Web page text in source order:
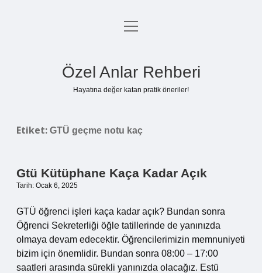
Anasayfa
menüyü
Özel Anlar Rehberi
Hayatına değer katan pratik öneriler!
Etiket: GTÜ geçme notu kaç
Gtü Kütüphane Kaça Kadar Açık
Tarih: Ocak 6, 2025
GTÜ öğrenci işleri kaça kadar açık? Bundan sonra
Öğrenci Sekreterliği öğle tatillerinde de yanınızda
olmaya devam edecektir. Öğrencilerimizin memnuniyeti
bizim için önemlidir. Bundan sonra 08:00 – 17:00
saatleri arasında sürekli yanınızda olacağız. Estü